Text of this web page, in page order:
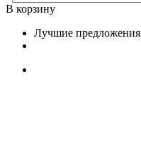
В корзину
Лучшие предложения